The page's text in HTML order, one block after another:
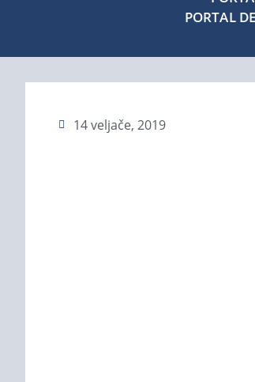
PORTAL
14 veljače, 2019